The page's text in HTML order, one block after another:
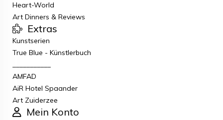
Heart-World
Art Dinners & Reviews
Extras
Kunstserien
True Blue - Künstlerbuch
AMFAD
AiR Hotel Spaander
Art Zuiderzee
Mein Konto